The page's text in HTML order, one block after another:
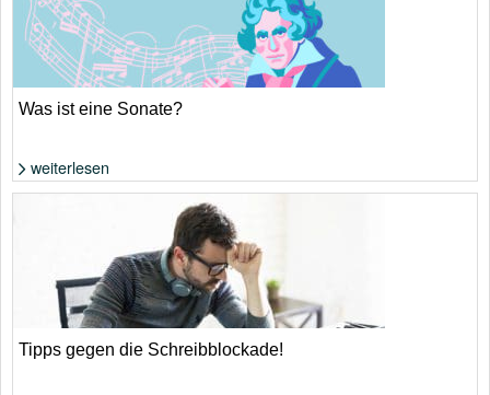
Foto: Shutterstock von Ekaterina Glazkova
Was ist eine Sonate?
weiterlesen
Tipps gegen die Schreibblockade!